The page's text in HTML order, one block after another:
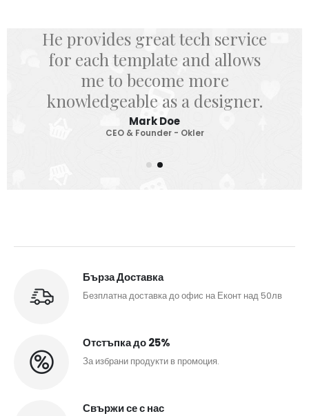
He provides great tech service
for each template and allows
me to become more
knowledgeable as a designer.
Mark Doe
CEO & Founder - Okler
Бърза Доставка
Безплатна доставка до офис на Еконт над 50лв
Отстъпка до 25%
За избрани продукти в промоция.
Свържи се с нас